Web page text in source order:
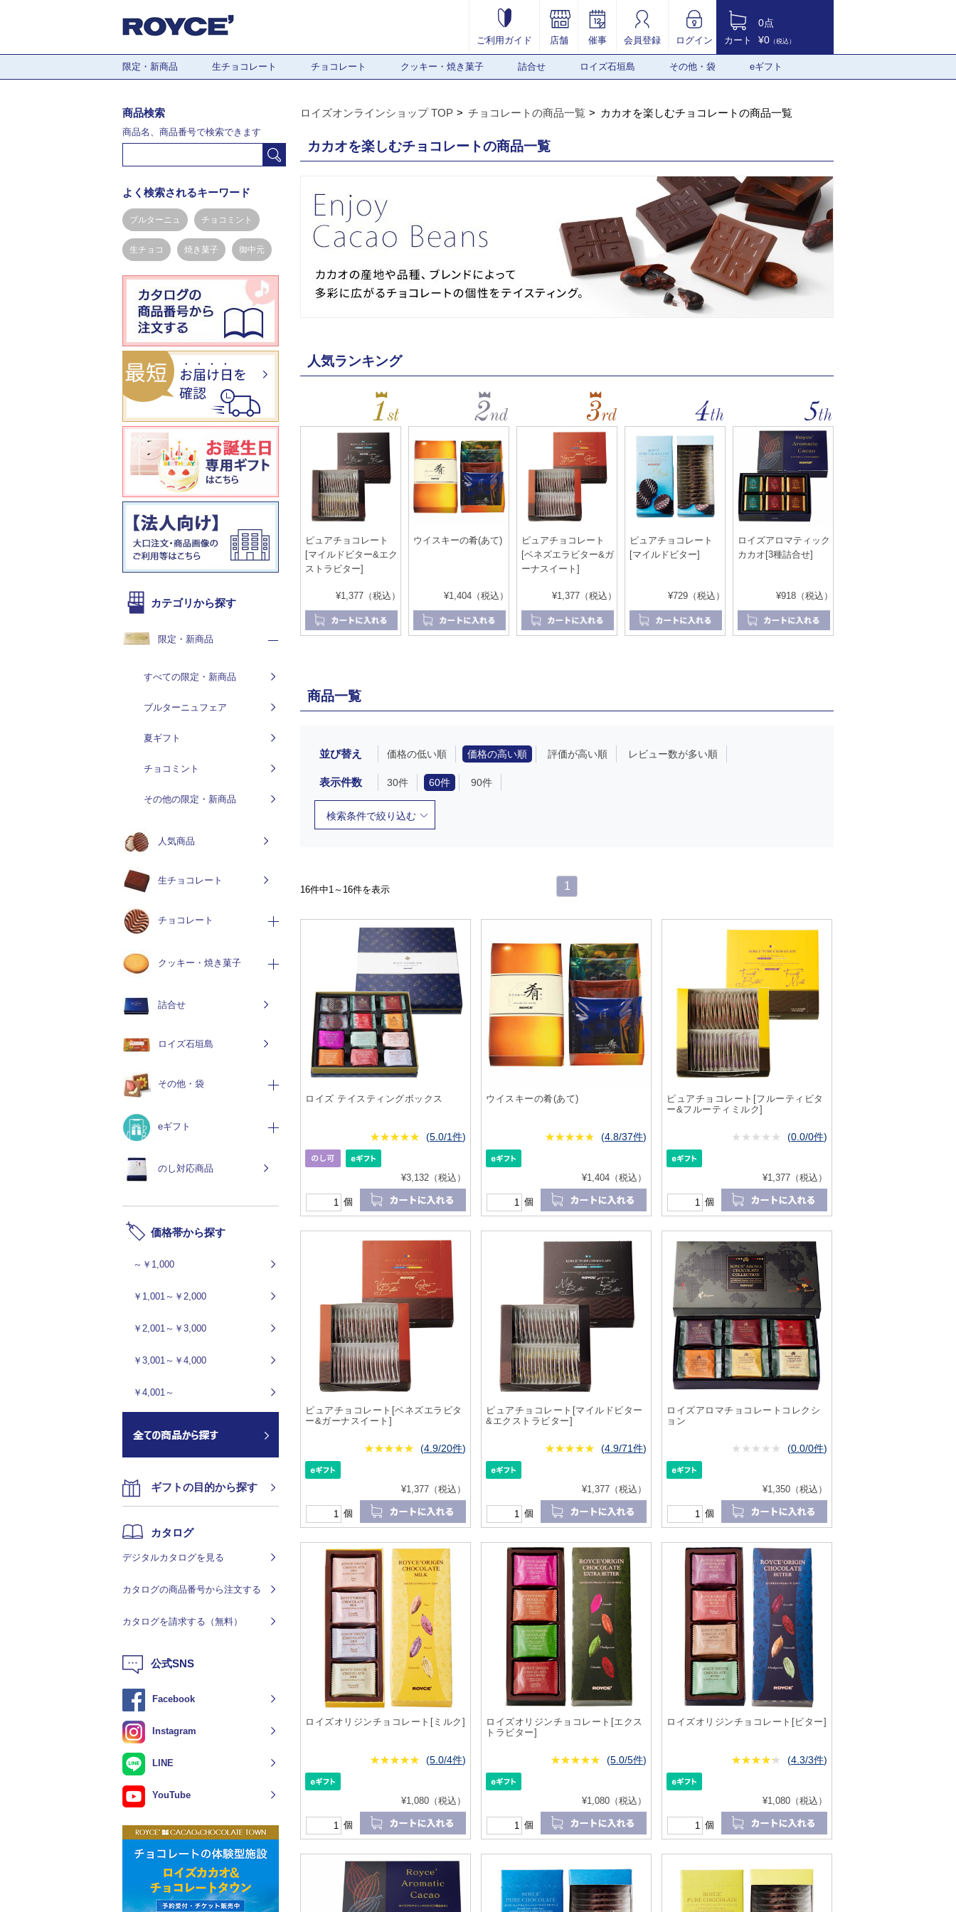
ご利用ガイド 店舗 催事 会員登録 ログイン カート
0点
¥0 （税込）
限定・新商品 生チョコレート チョコレート クッキー・焼き菓子 詰合せ ロイズ石垣島 その他・袋 eギフト
ロイズオンラインショップ TOP チョコレートの商品一覧 カカオを楽しむチョコレートの商品一覧
カカオを楽しむチョコレートの商品一覧
人気ランキング
ピュアチョコレート
[マイルドビター&エク
ストラビター]
¥1,377（税込）
ウイスキーの肴(あて)
¥1,404（税込）
ピュアチョコレート
[ベネズエラビター&ガ
ーナスイート]
¥1,377（税込）
ピュアチョコレート
[マイルドビター]
¥729（税込）
ロイズアロマティック
カカオ[3種詰合せ]
¥918（税込）
商品一覧
並び替え 価格の低い順 価格の高い順 評価が高い順 レビュー数が多い順
表示件数 30件 60件 90件
検索条件で絞り込む
16件中1～16件を表示 1
ロイズ テイスティングボックス
★★★★★
★★★★★ (5.0/1件)
¥3,132（税込）
個
ウイスキーの肴(あて)
★★★★★
★★★★★ (4.8/37件)
¥1,404（税込）
個
ピュアチョコレート[フルーティビタ
ー&フルーティミルク]
★ ★ ★ ★ ★
★★★★★ (0.0/0件)
¥1,377（税込）
個
ピュアチョコレート[ベネズエラビタ
ー&ガーナスイート]
★★★★★
★★★★★ (4.9/20件)
¥1,377（税込）
個
ピュアチョコレート[マイルドビター
&エクストラビター]
★★★★★
★★★★★ (4.9/71件)
¥1,377（税込）
個
ロイズアロマチョコレートコレクシ
ョン
★ ★ ★ ★ ★
★★★★★ (0.0/0件)
¥1,350（税込）
個
ロイズオリジンチョコレート[ミルク]
★★★★★
★★★★★ (5.0/4件)
¥1,080（税込）
個
ロイズオリジンチョコレート[エクス
トラビター]
★★★★★
★★★★★ (5.0/5件)
¥1,080（税込）
個
ロイズオリジンチョコレート[ビター]
★★★★★
★★★★★ (4.3/3件)
¥1,080（税込）
個
商品検索
商品名、商品番号で検索できます
よく検索されるキーワード
ブルターニュ チョコミント
生チョコ 焼き菓子 御中元
カテゴリから探す
限定・新商品
すべての限定・新商品
ブルターニュフェア
夏ギフト
チョコミント
その他の限定・新商品
人気商品
生チョコレート
チョコレート
クッキー・焼き菓子
詰合せ
ロイズ石垣島
その他・袋
eギフト
のし対応商品
価格帯から探す
～￥1,000
￥1,001～￥2,000
￥2,001～￥3,000
￥3,001～￥4,000
￥4,001～
ギフトの目的から探す
カタログ
デジタルカタログを見る
カタログの商品番号から注文する
カタログを請求する（無料）
公式SNS
Facebook
Instagram
LINE
YouTube